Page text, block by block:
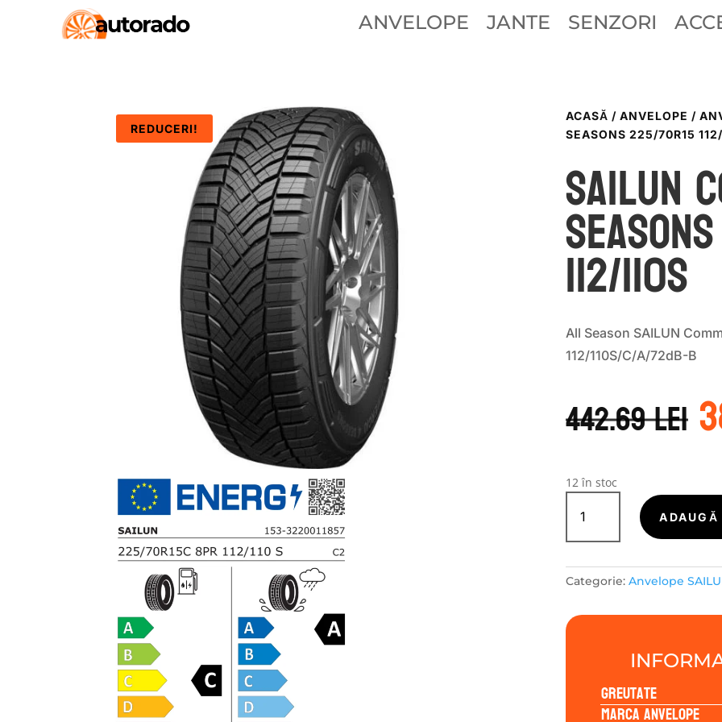
ANVELOPE JANTE SENZORI
REDUCERI!
ACASĂ / ANVELOPE /
SEASONS 225/70R15
Sailun
112/110S
All Season SAILUN
112/110S/C/A/72dB-B
442.69leia
12 în stoc
Cantitate
Sailun
COMMERCIO
SEASONS
225/70R15
112/110S
ADAUGĂ
Categorie: Anvelope
Greutate
Marca anvelope